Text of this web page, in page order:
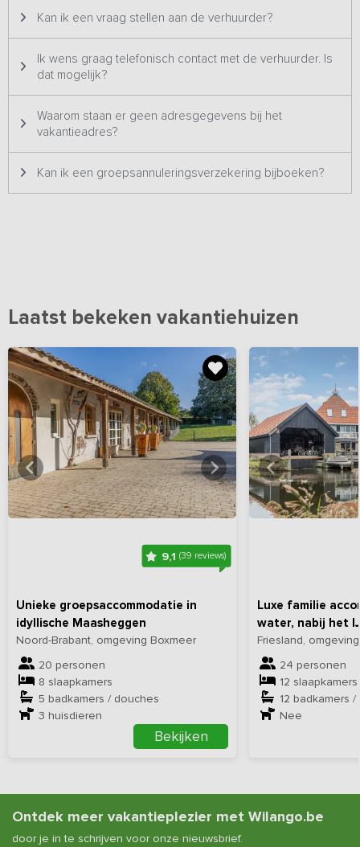
verhuurd.Kan ik een vraag stellen aan de verhuurder?
Ik wens graag telefonisch contact met de verhuurder. Is
dat mogelijk?
Waarom staan er geen adresgegevens bij het
vakantieadres?
Kan ik een groepsannuleringsverzekering bijboeken?
Laatst bekeken vakantiehuizen
9,1(39 reviews)
Unieke groepsaccommodatie in
idyllische Maasheggen
Noord-Brabant, omgeving Boxmeer
20 personen
8 slaapkamers
5 badkamers / douches
3 huisdieren
Bekijken
Bekijkhieralle foto's
Luxe familie
water, nabij het
Friesland,
24 personen
12 slaapkamers
12 badkamers
Nee
Bekijk
Ontdek meer vakantieplezier met Wilango.be
door je in te schrijven voor onze nieuwsbrief.